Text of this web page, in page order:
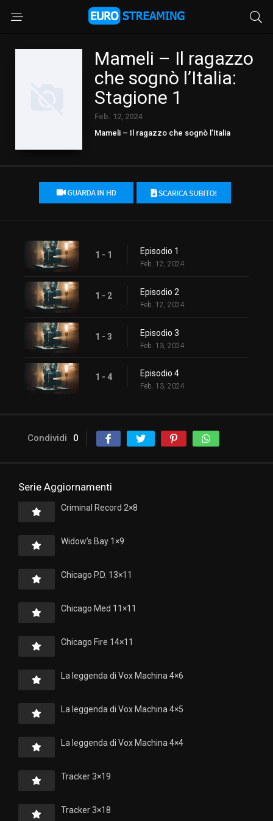
Mameli – Il ragazzo
che sognò l’Italia:
Stagione 1
Feb. 12, 2024
Mameli – Il ragazzo che sognò l’Italia
1 - 1 Episodio 1
Feb. 12, 2024
1 - 2 Episodio 2
Feb. 12, 2024
1 - 3 Episodio 3
Feb. 13, 2024
1 - 4 Episodio 4
Feb. 13, 2024
Condividi 0
Serie Aggiornamenti
Criminal Record 2×8
Widow’s Bay 1×9
Chicago P.D. 13×11
Chicago Med 11×11
Chicago Fire 14×11
La leggenda di Vox Machina 4×6
La leggenda di Vox Machina 4×5
La leggenda di Vox Machina 4×4
Tracker 3×19
Tracker 3×18